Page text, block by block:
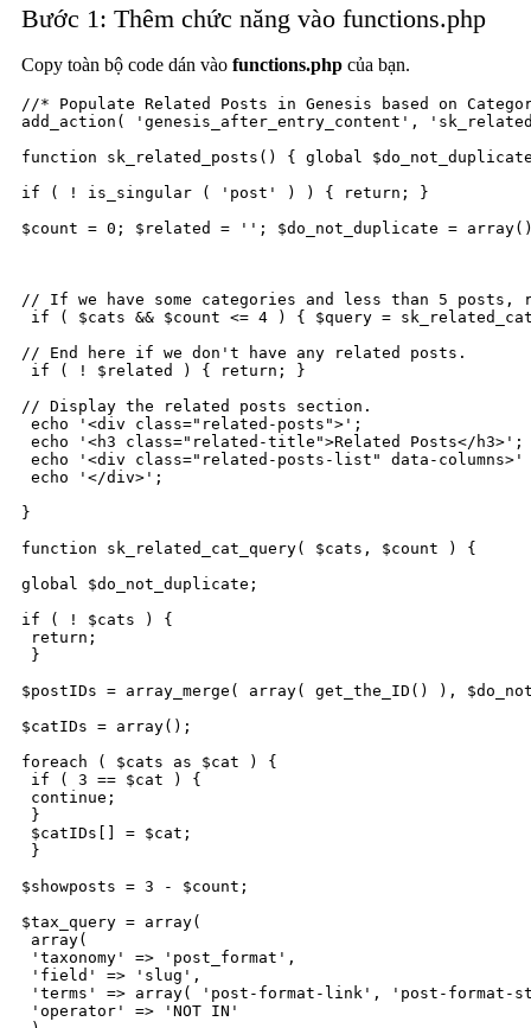
Bước 1: Thêm chức năng vào functions.php
Copy toàn bộ code dán vào functions.php của bạn.
//* Populate Related Posts in Genesis based on
add_action( 'genesis_after_entry_content',
function sk_related_posts() { global
if ( ! is_singular ( 'post' ) ) { return; }
$count = 0; $related = ''; $do_not_duplicate =
// If we have some categories and less than 5 posts,
if ( $cats && $count <= 4 ) { $query =
// End here if we don't have any related posts.
if ( ! $related ) { return; }
// Display the related posts section.
echo '<div class="related-posts">';
echo '<h3 class="related-title">Related Posts</h3>';
echo '<div class="related-posts-list" data-
echo '</div>';
}
function sk_related_cat_query( $cats, $count ) {
global $do_not_duplicate;
if ( ! $cats ) {
return;
}
$postIDs = array_merge( array( get_the_ID() ),
$catIDs = array();
foreach ( $cats as $cat ) {
if ( 3 == $cat ) {
continue;
}
$catIDs[] = $cat;
}
$showposts = 3 - $count;
$tax_query = array(
array(
'taxonomy' => 'post_format',
'field' => 'slug',
'terms' => array( 'post-format-link', 'post-format-
'operator' => 'NOT IN'